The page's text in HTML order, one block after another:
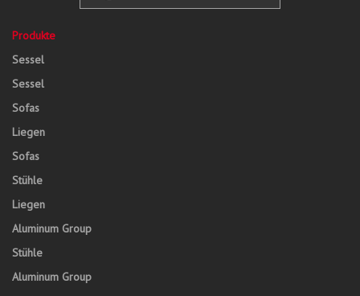
Produkte
Sessel
Sessel
Sofas
Liegen
Sofas
Stühle
Liegen
Aluminum Group
Stühle
Aluminum Group